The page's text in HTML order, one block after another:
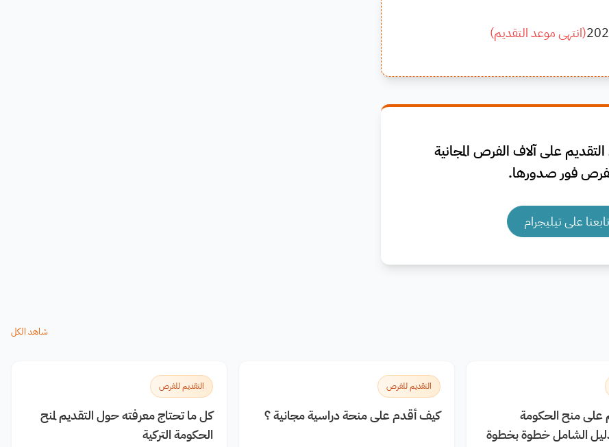
(انتهى موعد التقديم)
على آلاف الفرص المجانية
فور صدورها.
تابعنا على تيليجرام
شاهد الكل
على منح الحكومة
الشامل خطوة بخطوة
التقديم للفرص
كيف أقدم على منحة دراسية مجانية ؟
التقديم للفرص
كل ما تحتاج معرفته حول التقديم لمنح
الحكومة التركية